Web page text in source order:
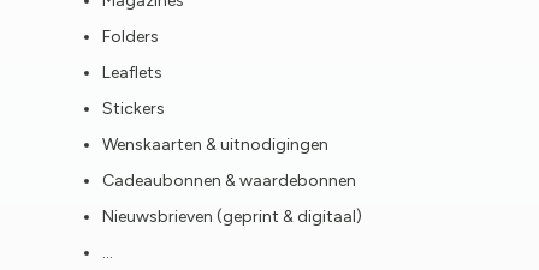
Folders
Leaflets
Stickers
Wenskaarten & uitnodigingen
Cadeaubonnen & waardebonnen
Nieuwsbrieven (geprint & digitaal)
…